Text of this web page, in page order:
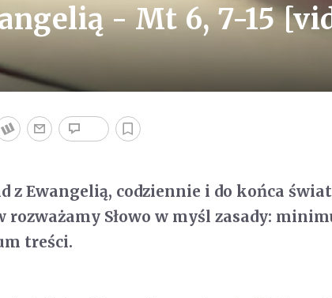
- Mt 6, 7-15
z Ewangelią, codziennie i do końca
rozważamy Słowo w myśl zasady:
treści.